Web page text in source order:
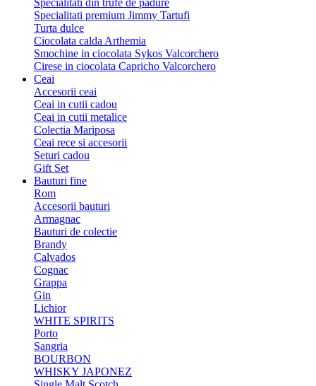
Specialitati din trufe de padure
Specialitati premium Jimmy Tartufi
Turta dulce
Ciocolata calda Arthemia
Smochine in ciocolata Sykos Valcorchero
Cirese in ciocolata Capricho Valcorchero
Ceai
Accesorii ceai
Ceai in cutii cadou
Ceai in cutii metalice
Colectia Mariposa
Ceai rece si accesorii
Seturi cadou
Gift Set
Bauturi fine
Rom
Accesorii bauturi
Armagnac
Bauturi de colectie
Brandy
Calvados
Cognac
Grappa
Gin
Lichior
WHITE SPIRITS
Porto
Sangria
BOURBON
WHISKY JAPONEZ